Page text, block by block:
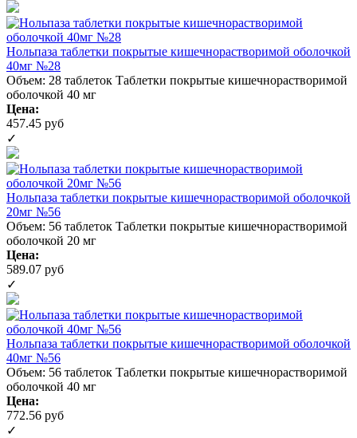
Нольпаза таблетки покрытые кишечнорастворимой оболочкой
40мг №28
Объем: 28 таблеток Таблетки покрытые кишечнорастворимой
оболочкой 40 мг
Цена:
457.45 руб
✓
Нольпаза таблетки покрытые кишечнорастворимой оболочкой
20мг №56
Объем: 56 таблеток Таблетки покрытые кишечнорастворимой
оболочкой 20 мг
Цена:
589.07 руб
✓
Нольпаза таблетки покрытые кишечнорастворимой оболочкой
40мг №56
Объем: 56 таблеток Таблетки покрытые кишечнорастворимой
оболочкой 40 мг
Цена:
772.56 руб
✓